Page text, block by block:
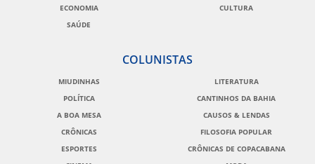
ECONOMIA
SAÚDE
CULTURA
COLUNISTAS
MIUDINHAS
POLÍTICA
A BOA MESA
CRÔNICAS
ESPORTES
LITERATURA
CANTINHOS DA BAHIA
CAUSOS & LENDAS
FILOSOFIA POPULAR
CRÔNICAS DE COPACABANA